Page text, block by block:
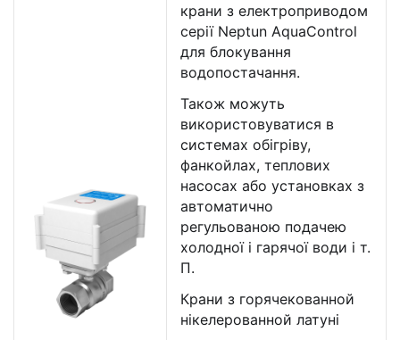
крани з електроприводом
серії Neptun AquaControl
для блокування
водопостачання.
Також можуть
використовуватися в
системах обігріву,
фанкойлах, теплових
насосах або установках з
автоматично
регульованою подачею
холодної і гарячої води і т.
П.
Крани з горячекованной
нікелерованной латуні